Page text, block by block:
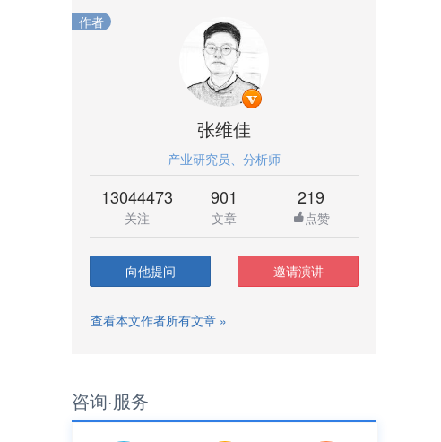
作者
张维佳
产业研究员、分析师
13044473
关注
901
文章
219
点赞
向他提问 邀请演讲
查看本文作者所有文章 »
咨询·服务